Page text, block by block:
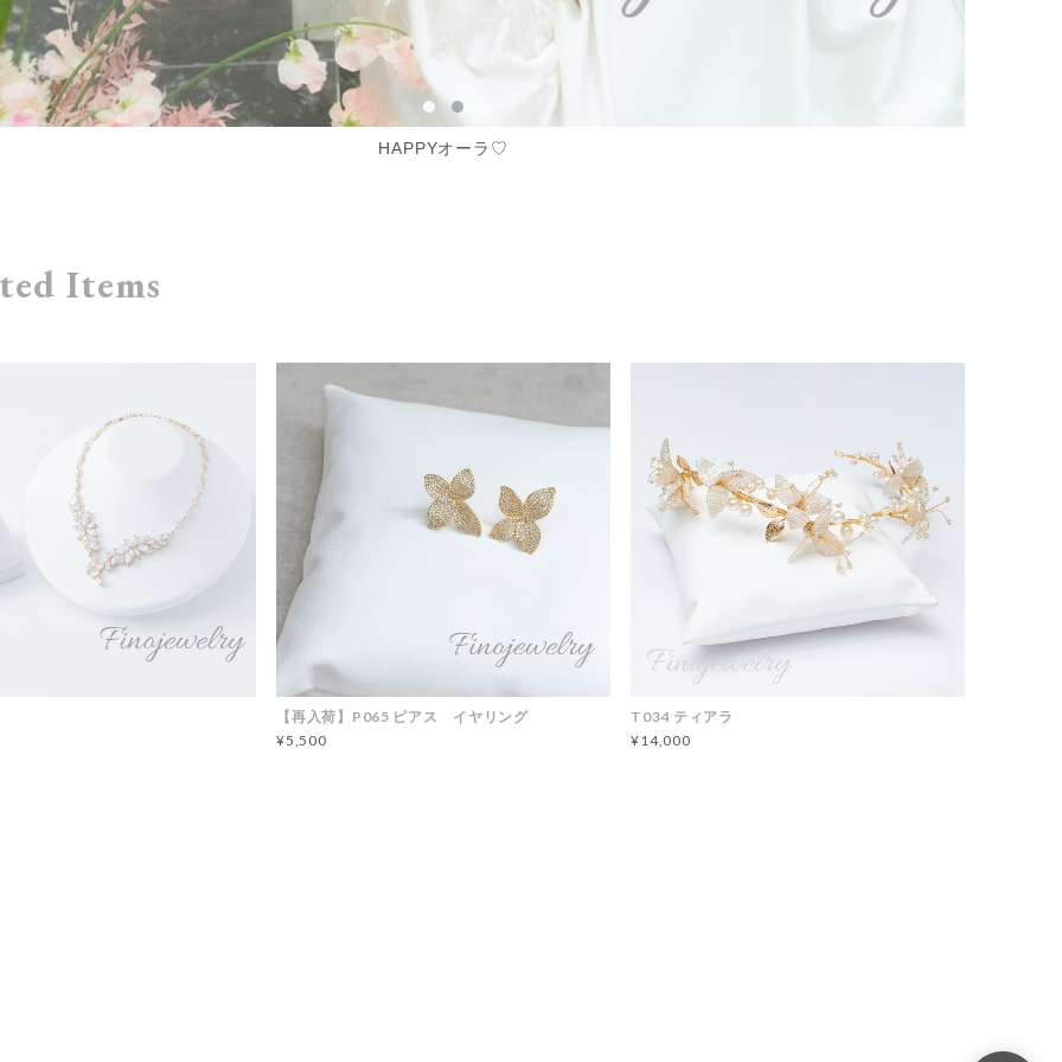
HAPPYオーラ♡
Items
【再入荷】P065 ピアス イヤリング
¥5,500
T034 ティアラ
¥14,000